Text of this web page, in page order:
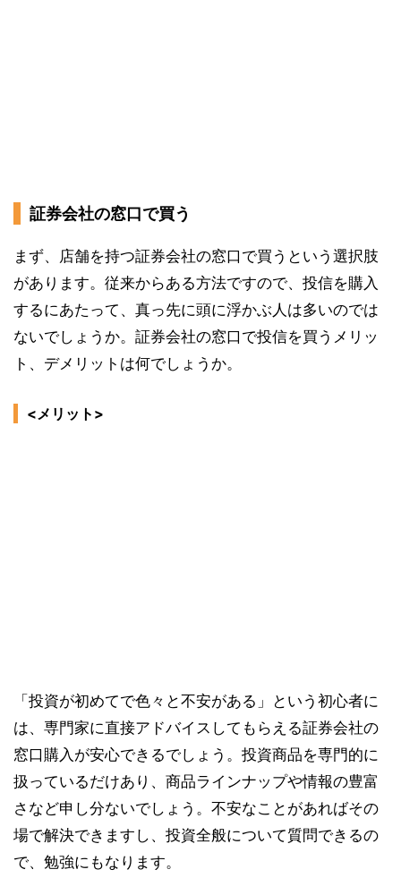
証券会社の窓口で買う
まず、店舗を持つ証券会社の窓口で買うという選択肢
があります。従来からある方法ですので、投信を購入
するにあたって、真っ先に頭に浮かぶ人は多いのでは
ないでしょうか。証券会社の窓口で投信を買うメリッ
ト、デメリットは何でしょうか。
<メリット>
「投資が初めてで色々と不安がある」という初心者に
は、専門家に直接アドバイスしてもらえる証券会社の
窓口購入が安心できるでしょう。投資商品を専門的に
扱っているだけあり、商品ラインナップや情報の豊富
さなど申し分ないでしょう。不安なことがあればその
場で解決できますし、投資全般について質問できるの
で、勉強にもなります。